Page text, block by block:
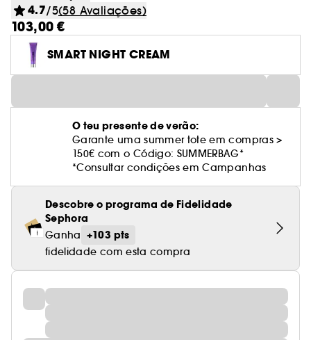
4.7/5(58 Avaliações)
103,00 €
SMART NIGHT CREAM
O teu presente de verão:
Garante uma summer tote em compras >
150€ com o Código: SUMMERBAG*
*Consultar condições em Campanhas
Descobre o programa de Fidelidade
Sephora
Ganha +103 pts
fidelidade com esta compra